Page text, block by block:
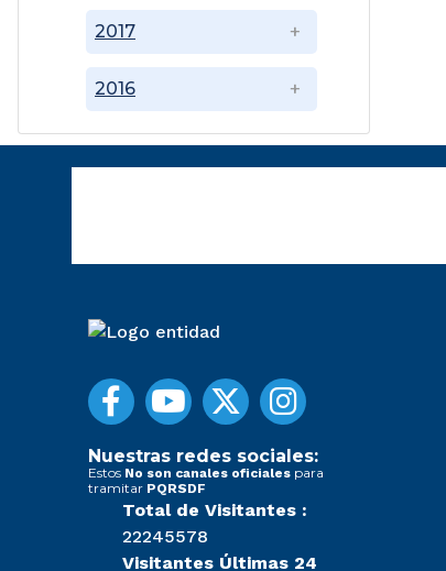
2016
2017
Nuestras redes sociales:
Estos No son canales oficiales para
tramitar PQRSDF
Total de Visitantes :
22245578
Visitantes Últimas 24